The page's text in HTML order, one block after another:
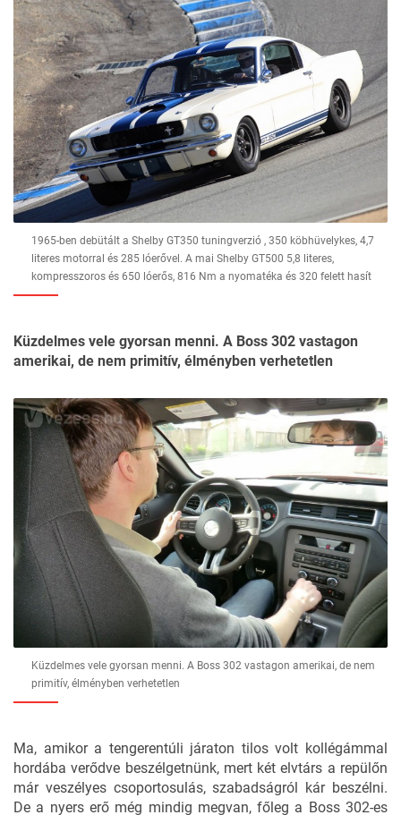
1965-ben debütált a Shelby GT350 tuningverzió , 350 köbhüvelykes, 4,7
literes motorral és 285 lóerővel. A mai Shelby GT500 5,8 literes,
kompresszoros és 650 lóerős, 816 Nm a nyomatéka és 320 felett hasít
Küzdelmes vele gyorsan menni. A Boss 302 vastagon
amerikai, de nem primitív, élményben verhetetlen
Küzdelmes vele gyorsan menni. A Boss 302 vastagon amerikai, de nem
primitív, élményben verhetetlen
Ma, amikor a tengerentúli járaton tilos volt kollégámmal
hordába verődve beszélgetnünk, mert két elvtárs a repülőn
már veszélyes csoportosulás, szabadságról kár beszélni.
De a nyers erő még mindig megvan, főleg a Boss 302-es